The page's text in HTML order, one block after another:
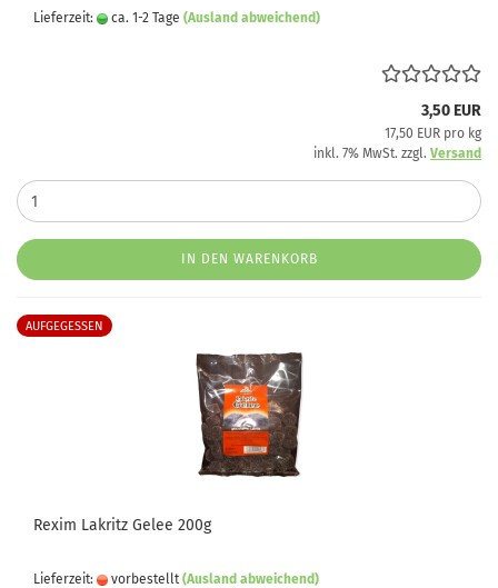
Lieferzeit: ca. 1-2 Tage (Ausland abweichend)
3,50 EUR
17,50 EUR pro kg
inkl. 7% MwSt. zzgl. Versand
IN DEN WARENKORB
AUFGEGESSEN
Rexim Lakritz Gelee 200g
Lieferzeit: vorbestellt (Ausland abweichend)